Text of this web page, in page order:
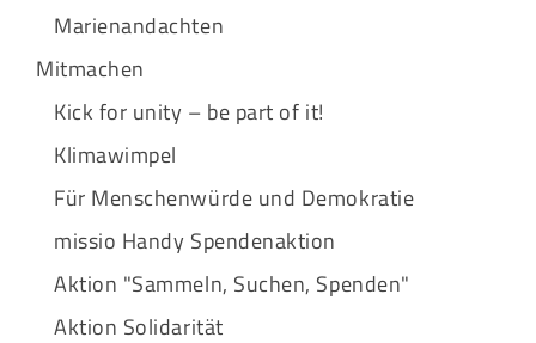
Marienandachten
Mitmachen
Kick for unity – be part of it!
Klimawimpel
Für Menschenwürde und Demokratie
missio Handy Spendenaktion
Aktion "Sammeln, Suchen, Spenden"
Aktion Solidarität